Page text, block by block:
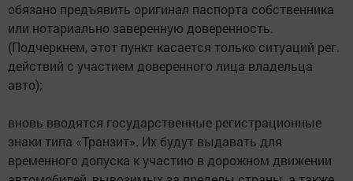
обязано предъявить оригинал паспорта собственника
или нотариально заверенную доверенность.
(Подчеркнем, этот пункт касается только ситуаций рег.
действий с участием доверенного лица владельца
авто);
вновь вводятся государственные регистрационные
знаки типа «Транзит». Их будут выдавать для
временного допуска к участию в дорожном движении